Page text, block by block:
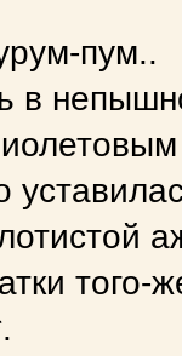
пум..
в